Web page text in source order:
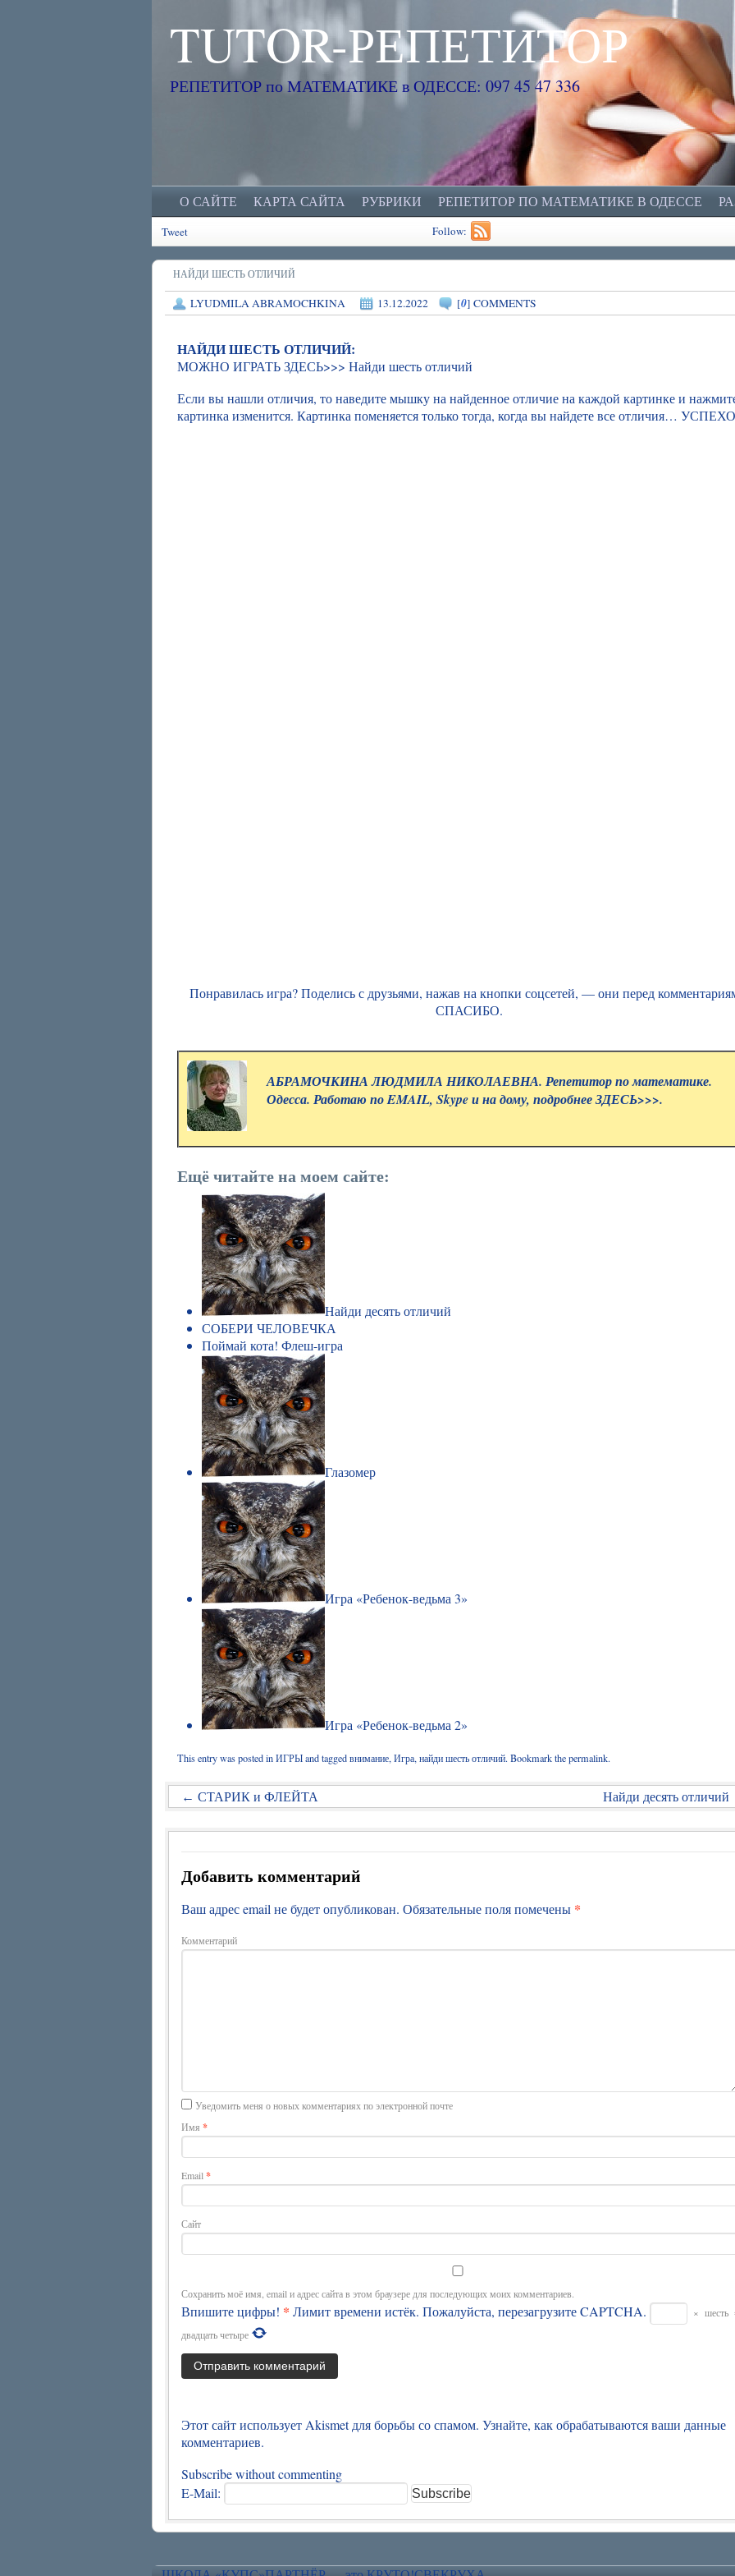
TUTOR-РЕПЕТИТОР
РЕПЕТИТОР по МАТЕМАТИКЕ в ОДЕССЕ: 097 45 47 336
О САЙТЕ КАРТА САЙТА РУБРИКИ РЕПЕТИТОР ПО МАТЕМАТИКЕ В ОДЕССЕ
Tweet Follow:
НАЙДИ ШЕСТЬ ОТЛИЧИЙ
LYUDMILA ABRAMOCHKINA 13.12.2022 [0] COMMENTS
НАЙДИ ШЕСТЬ ОТЛИЧИЙ:
МОЖНО ИГРАТЬ ЗДЕСЬ>>> Найди шесть отличий
Если вы нашли отличия, то наведите мышку на найденное отличие на каждой картинке и
картинка изменится. Картинка поменяется только тогда, когда вы найдете все отличия…
Понравилась игра? Поделись с друзьями, нажав на кнопки соцсетей, — они перед
СПАСИБО.
АБРАМОЧКИНА ЛЮДМИЛА НИКОЛАЕВНА. Репетитор по математике.
Одесса. Работаю по EMAIL, Skype и на дому, подробнееЗДЕСЬ>>>.
Ещё читайте на моем сайте:
Найди десять отличий
СОБЕРИ ЧЕЛОВЕЧКА
Поймай кота! Флеш-игра
Глазомер
Игра «Ребенок-ведьма 3»
Игра «Ребенок-ведьма 2»
This entry was posted inИГРЫand taggedвнимание, Игра, найди шесть отличий. Bookmark thepermalink.
← СТАРИК и ФЛЕЙТА Найди десять отличий
Добавить комментарий
Ваш адрес email не будет опубликован. Обязательные поля помечены *
Комментарий
Уведомить меня о новых комментариях по электронной почте
Имя *
Email *
Сайт
Сохранить моё имя, email и адрес сайта в этом браузере для последующих моих комментариев.
Впишите цифры! * Лимит времени истёк. Пожалуйста, перезагрузите CAPTCHA. × шесть
двадцать четыре
Этот сайт использует Akismet для борьбы со спамом. Узнайте, как обрабатываются ваши данные
комментариев.
Subscribe without commenting
E-Mail: